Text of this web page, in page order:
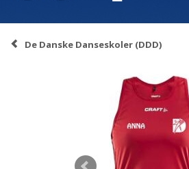
De Danske Danseskoler (DDD)